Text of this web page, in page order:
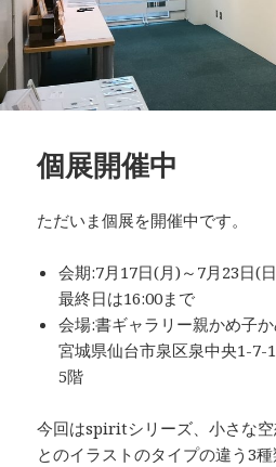
個展開催中
ただいま個展を開催中です。
会期:7月17日(月)～7月23日(
最終日は16:00まで
会場:書ギャラリー親かめ子
宮城県仙台市泉区泉中央1-
5階
今回はspiritシリーズ、小さな
とのイラストのタイプの違う3